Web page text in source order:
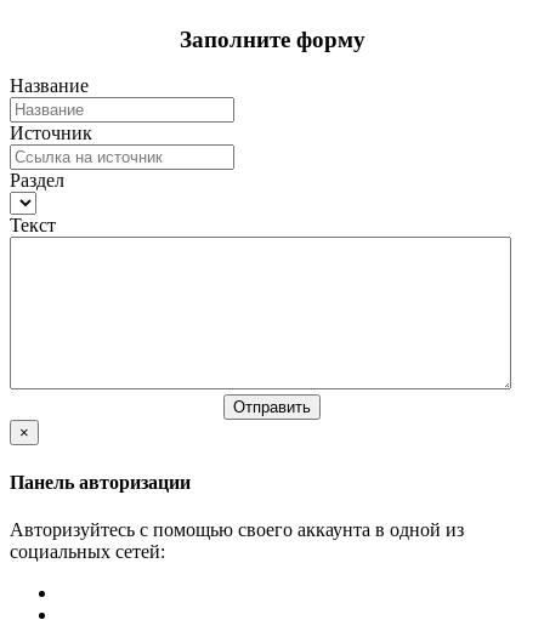
Заполните форму
Название
Источник
Раздел
Текст
×
Панель авторизации
Авторизуйтесь с помощью своего аккаунта в одной из
социальных сетей: